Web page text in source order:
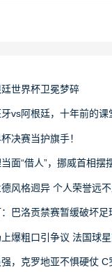
世界杯卫冕梦碎
vs阿根廷，十年前的
决赛当护旗手！
面“借人”，挪威首相摆
风格迥异 个人荣誉远
巴洛贡禁赛暂缓破坏足
爆粗口引争议 法国球
，克罗地亚不惧硬仗 C